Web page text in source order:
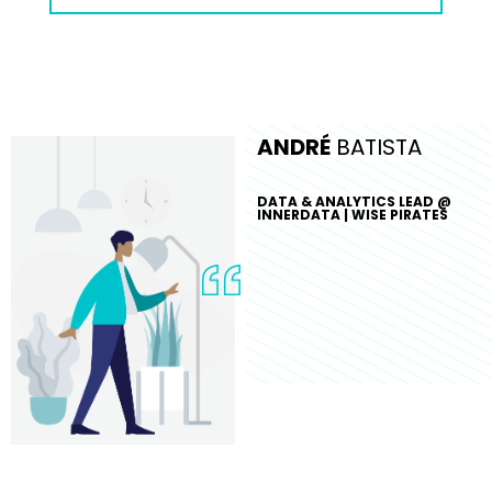
ANDRÉBATISTA
DATA & ANALYTICS LEAD @
INNERDATA | WISE PIRATES